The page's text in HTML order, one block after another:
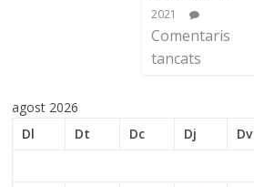
2021
Comentaris
tancats
agost 2026
Dl
Dt Dc Dj Dv